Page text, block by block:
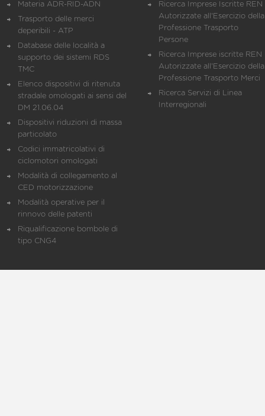
Materia ADR-RID-ADN
Trasporto delle merci
deperibili - ATP
Database delle località a
supporto dei sistemi RDS
TMC
Elenco dispositivi di ritenuta
stradale omologati ai sensi del
DM 21.06.04
Dispositivi riduzioni di massa
particolato
Codici immatricolativi di
ciclomotori omologati
Modalità di collegamento al
CED motorizzazione
Modalità operative per il
rinnovo delle patenti
Riqualificazione bombole di
tipo CNG4
Ricerca Imprese Iscritte REN
Autorizzate all'Esercizio della
Professione Trasporto
Persone
Ricerca Imprese iscritte REN
Autorizzate all'Esercizio della
Professione Trasporto Merci
Ricerca Servizi di Linea
Interregionali